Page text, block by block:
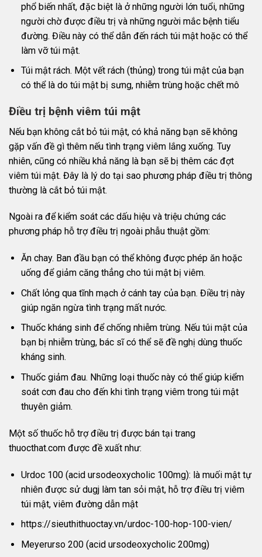
phổ biến nhất, đặc biệt là ở những người lớn tuổi, những
người chờ được điều trị và những người mắc bệnh tiểu
đường. Điều này có thể dẫn đến rách túi mật hoặc có thể
làm vỡ túi mật.
Túi mật rách. Một vết rách (thủng) trong túi mật của bạn
có thể là do túi mật bị sưng, nhiễm trùng hoặc chết mô
Điều trị bệnh viêm túi mật
Nếu bạn không cắt bỏ túi mật, có khả năng bạn sẽ không
gặp vấn đề gì thêm nếu tình trạng viêm lắng xuống. Tuy
nhiên, cũng có nhiều khả năng là bạn sẽ bị thêm các đợt
viêm túi mật. Đây là lý do tại sao phương pháp điều trị thông
thường là cắt bỏ túi mật.
Ngoài ra để kiểm soát các dấu hiệu và triệu chứng các
phương pháp hỗ trợ điều trị ngoài phẫu thuật gồm:
Ăn chay. Ban đầu bạn có thể không được phép ăn hoặc
uống để giảm căng thẳng cho túi mật bị viêm.
Chất lỏng qua tĩnh mạch ở cánh tay của bạn. Điều trị này
giúp ngăn ngừa tình trạng mất nước.
Thuốc kháng sinh để chống nhiễm trùng. Nếu túi mật của
bạn bị nhiễm trùng, bác sĩ có thể sẽ đề nghị dùng thuốc
kháng sinh.
Thuốc giảm đau. Những loại thuốc này có thể giúp kiểm
soát cơn đau cho đến khi tình trạng viêm trong túi mật
thuyên giảm.
Một số thuốc hỗ trợ điều trị được bán tại trang
thuocthat.com được đề xuất như:
Urdoc 100 (acid ursodeoxycholic 100mg): là muối mật tự
nhiên được sử dugj làm tan sỏi mật, hỗ trợ điều trị viêm
túi mật, viêm đường dẫn mật
https://sieuthithuoctay.vn/urdoc-100-hop-100-vien/
Meyerurso 200 (acid ursodeoxycholic 200mg)